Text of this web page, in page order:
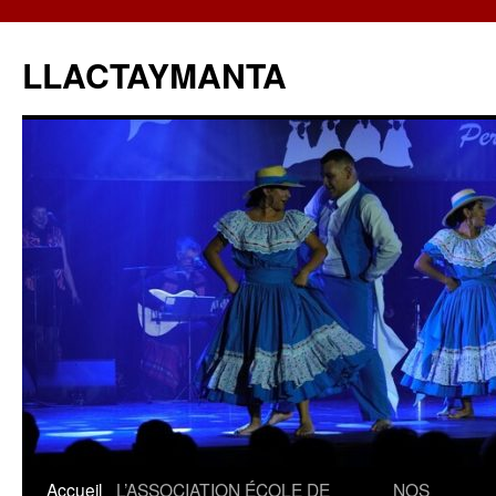
LLACTAYMANTA
Aller
Accueil L’ASSOCIATION ÉCOLE DE
NOS